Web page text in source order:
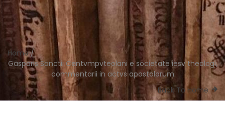
Home/
Gasparis Sanctii Centvmpvteolani e societate iesv theologi,
commentarii in actvs apostolorum
Back To Home